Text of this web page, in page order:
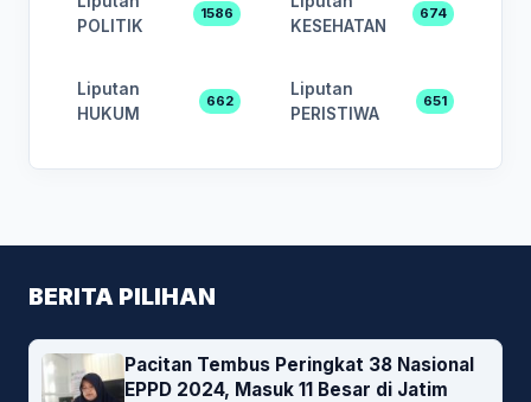
POLITIK
1586
KESEHATAN
674
Liputan
HUKUM
662
Liputan
PERISTIWA
651
BERITA PILIHAN
Pacitan Tembus Peringkat 38 Nasional
EPPD 2024, Masuk 11 Besar di Jatim